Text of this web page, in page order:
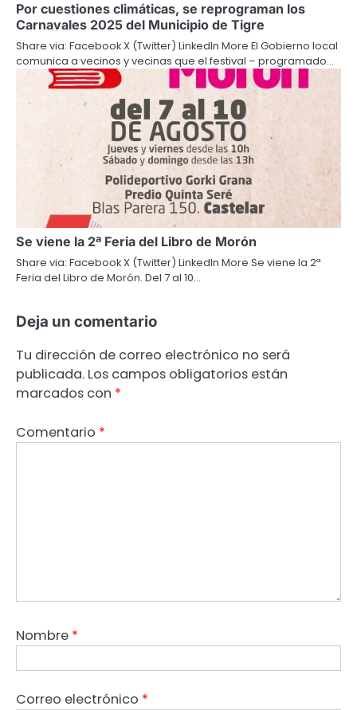
Por cuestiones climáticas, se reprograman los
Carnavales 2025 del Municipio de Tigre
Share via: Facebook X (Twitter) LinkedIn More El Gobierno local
comunica a vecinos y vecinas que el festival – programado…
Se viene la 2ª Feria del Libro de Morón
Share via: Facebook X (Twitter) LinkedIn More Se viene la 2ª
Feria del Libro de Morón. Del 7 al 10…
Deja un comentario
Tu dirección de correo electrónico no será
publicada. Los campos obligatorios están
marcados con *
Comentario *
Nombre *
Correo electrónico *